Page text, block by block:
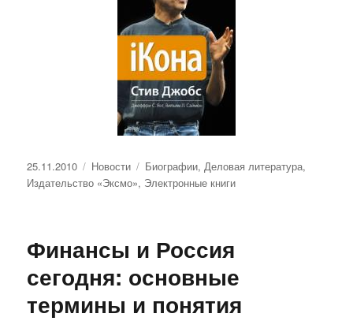
Опубликовано
25.11.2010 Рубрики
Новости Метки
Биографии,Деловая литература,
Издательство «Эксмо», Электронные книги
Финансы и Россия
сегодня: основные
термины и понятия